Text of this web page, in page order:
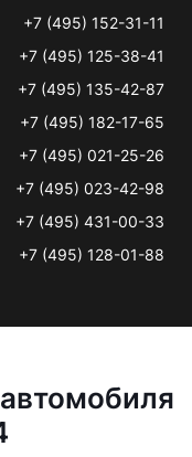
+7 (495) 152-31-11
+7 (495) 125-38-41
+7 (495) 135-42-87
+7 (495) 182-17-65
+7 (495) 021-25-26
+7 (495) 023-42-98
+7 (495) 431-00-33
+7 (495) 128-01-88